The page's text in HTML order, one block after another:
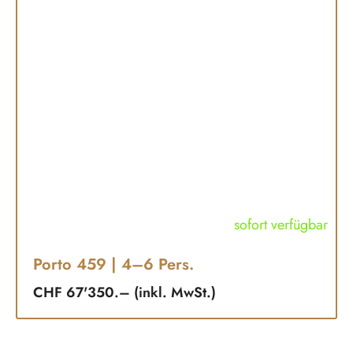
sofort verfügbar
Porto 459 | 4–6 Pers.
CHF 67'350.– (inkl. MwSt.)